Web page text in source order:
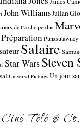
James
John WilliamsJulian
de l’arche perdue
Préparation Punxsutawney
Salaire
Star WarsSteven
Universal Pictures Un jour
Ciné Télé & Co.